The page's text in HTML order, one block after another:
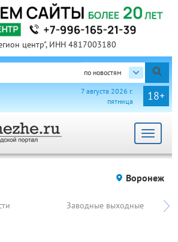
центр", ИНН 4817003180
по новостям
18+
7 августа 2026 г.
пятница
Toggle
Воронеж
Заводные выходные